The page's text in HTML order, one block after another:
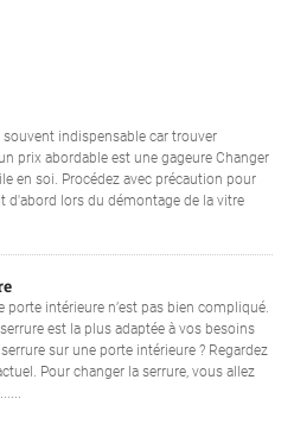
indispensable car trouver
prix abordable est une gageure Changer
en soi. Procédez avec précaution pour
d'abord lors du démontage de la vitre
porte intérieure n’est pas bien compliqué.
est la plus adaptée à vos besoins
sur une porte intérieure ? Regardez
Pour changer la serrure, vous allez